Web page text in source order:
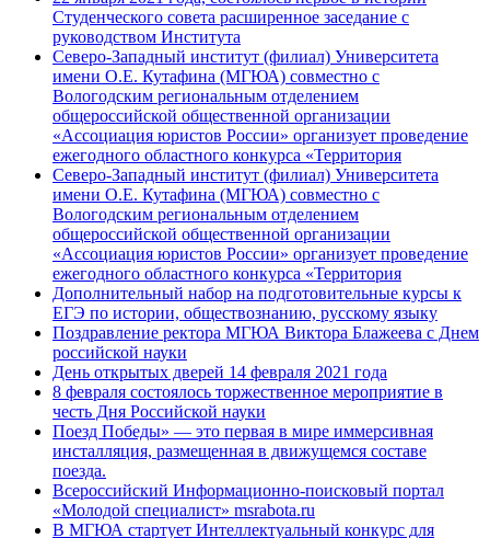
Студенческого совета расширенное заседание с
руководством Института
Северо-Западный институт (филиал) Университета
имени О.Е. Кутафина (МГЮА) совместно с
Вологодским региональным отделением
общероссийской общественной организации
«Ассоциация юристов России» организует проведение
ежегодного областного конкурса «Территория
Северо-Западный институт (филиал) Университета
имени О.Е. Кутафина (МГЮА) совместно с
Вологодским региональным отделением
общероссийской общественной организации
«Ассоциация юристов России» организует проведение
ежегодного областного конкурса «Территория
Дополнительный набор на подготовительные курсы к
ЕГЭ по истории, обществознанию, русскому языку
Поздравление ректора МГЮА Виктора Блажеева с Днем
российской науки
День открытых дверей 14 февраля 2021 года
8 февраля состоялось торжественное мероприятие в
честь Дня Российской науки
Поезд Победы» — это первая в мире иммерсивная
инсталляция, размещенная в движущемся составе
поезда.
Всероссийский Информационно-поисковый портал
«Молодой специалист» msrabota.ru
В МГЮА стартует Интеллектуальный конкурс для